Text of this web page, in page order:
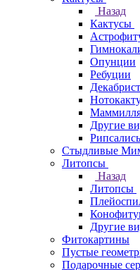
Назад
Кактусы
Опунции
Ребуции
Другие
Стыдливые
Литопсы
Назад
Литопсы
Другие
Фитокартины
Пустые
Подарочные